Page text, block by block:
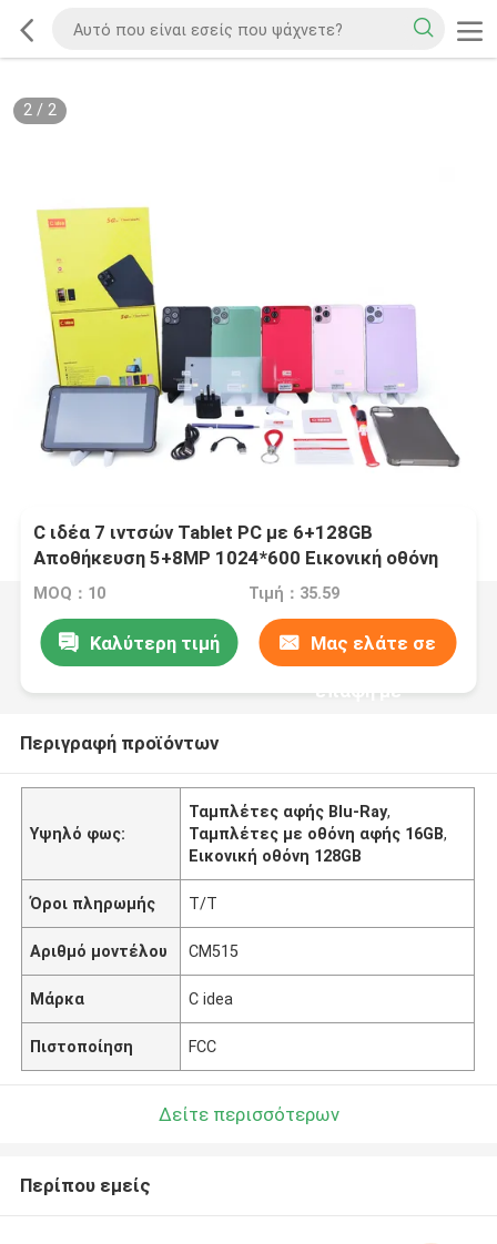
2/ 2
C ιδέα 7 ιντσών Tablet PC με 6+128GB
Αποθήκευση 5+8MP 1024*600 Εικονική οθόνη
Android 12 Portable Tablet για εφήβους CM515
MOQ：10 Τιμή：35.59
Καλύτερη τιμή Μας ελάτε σε
επαφή με
Περιγραφή προϊόντων
Υψηλό φως:
Ταμπλέτες αφής Blu-Ray,
Ταμπλέτες με οθόνη αφής 16GB,
Εικονική οθόνη 128GB
Όροι πληρωμής Τ/Τ
Αριθμό μοντέλου CM515
Μάρκα C idea
Πιστοποίηση FCC
Δείτε περισσότερων
Περίπου εμείς